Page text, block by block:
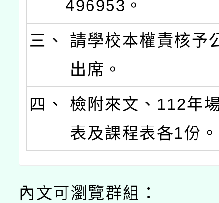
496953。
三、
請學校本權責核予
出席。
四、
檢附來文、112年
表及課程表各1份。
內文可瀏覽群組：